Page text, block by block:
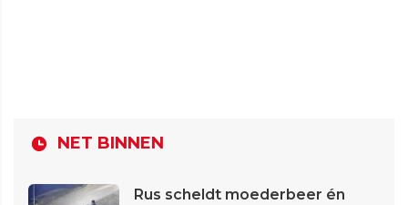
NET BINNEN
Rus scheldt moederbeer én